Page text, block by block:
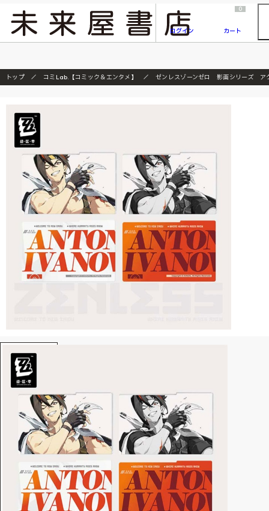
『ONE PIECE magazine 021 ONE PIECEカード付き同梱版』発売延期のご案内
ログイン
0
カート
トップ コミLab.【コミック＆エンタメ】 ゼンレスゾーンゼロ 影画シリーズ